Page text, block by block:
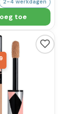
2-4 werkdagen
toe